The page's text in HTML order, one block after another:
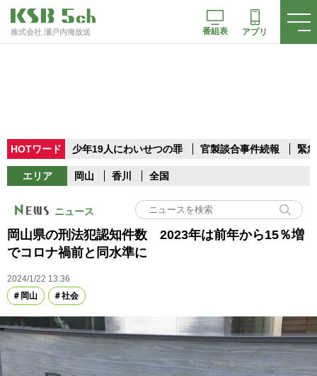
株式会社 瀬戸内海放送 番組表 アプリ
HOTワード 少年19人にわいせつの罪 官製談合事件続報 緊
エリア 岡山 香川 全国
ニュース
岡山県の刑法犯認知件数 2023年は前年から15％増
でコロナ禍前と同水準に
2024/1/22 13:36
岡山
社会